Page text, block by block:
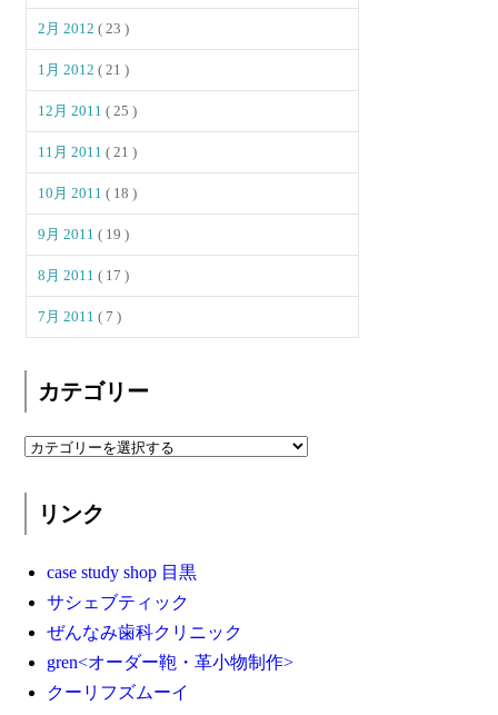
2月 2012( 23 )
1月 2012( 21 )
12月 2011( 25 )
11月 2011( 21 )
10月 2011( 18 )
9月 2011( 19 )
8月 2011( 17 )
7月 2011( 7 )
カテゴリー
リンク
case study shop 目黒
サシェブティック
ぜんなみ歯科クリニック
gren<オーダー鞄・革小物制作>
クーリフズムーイ